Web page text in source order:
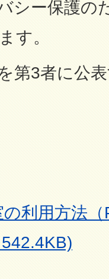
シー保護の
す。
第3者に公
利用方法